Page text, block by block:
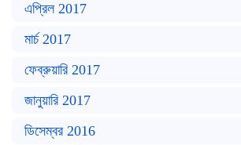
এপ্রিল 2017
মার্চ 2017
ফেব্রুয়ারি 2017
জানুয়ারি 2017
ডিসেম্বর 2016